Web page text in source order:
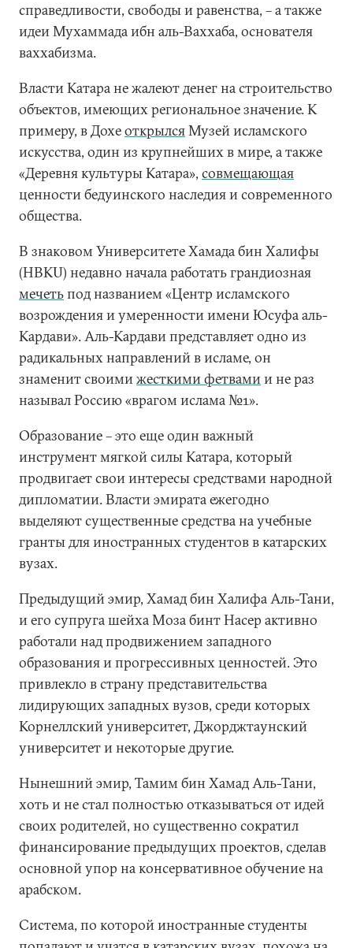
справедливости, свободы и равенства, – а также
идеи Мухаммада ибн аль-Ваххаба, основателя
ваххабизма.
Власти Катара не жалеют денег на строительство
объектов, имеющих региональное значение. К
примеру, в ДохеоткрылсяМузей исламского
искусства, один из крупнейших в мире, а также
«Деревня культуры Катара», совмещающая
ценности бедуинского наследия и современного
общества.
В знаковом Университете Хамада бин Халифы
(HBKU) недавно начала работать грандиозная
мечетьпод названием «Центр исламского
возрождения и умеренности имени Юсуфа аль-
Кардави». Аль-Кардави представляет одно из
радикальных направлений в исламе, он
знаменит своимижесткими фетвамии не раз
называл Россию «врагом ислама №1».
Образование – это еще один важный
инструмент мягкой силы Катара, который
продвигает свои интересы средствами народной
дипломатии. Власти эмирата ежегодно
выделяют существенные средства на учебные
гранты для иностранных студентов в катарских
вузах.
Предыдущий эмир, Хамад бин Халифа Аль-Тани,
и его супруга шейха Моза бинт Насер активно
работали над продвижением западного
образования и прогрессивных ценностей. Это
привлекло в страну представительства
лидирующих западных вузов, среди которых
Корнеллский университет, Джорджтаунский
университет и некоторые другие.
Нынешний эмир, Тамим бин Хамад Аль-Тани,
хоть и не стал полностью отказываться от идей
своих родителей, но существенно сократил
финансирование предыдущих проектов, сделав
основной упор на консервативное обучение на
арабском.
Система, по которой иностранные студенты